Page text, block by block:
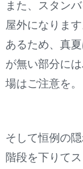
また、スタン
屋外になりま
あるため、真
が無い部分に
場はご注意を。
そして恒例の
階段を下りて